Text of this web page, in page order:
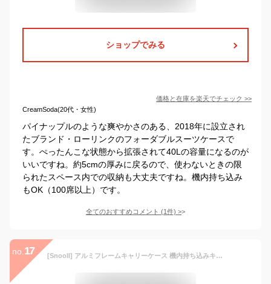
ショップでみる
価格と在庫を楽天でチェック >>
CreamSoda(20代・女性)
パイナップルのような爽やかさのある、2018年に設立され
たブランド・ローリンクのフォーダブルスーツケースで
す。ぺったんこな状態から拡張されて40Lの容量になるのが
いいですね。約5cmの厚みに戻るので、使わないときの限
られたスペース内での収納も大丈夫ですね。機内持ち込み
もOK（100席以上）です。
全てのおすすめコメント (1件) >
no. 17 [SnooII] アルミフレームキャリーケース 機内持ち込みキャリーバッグ 多機能フロントオープンパソコンケース TSA税関ロック 360度耐摩耗ミュートホイールビジネススーツケース (M サイズ(65L), ピンク)